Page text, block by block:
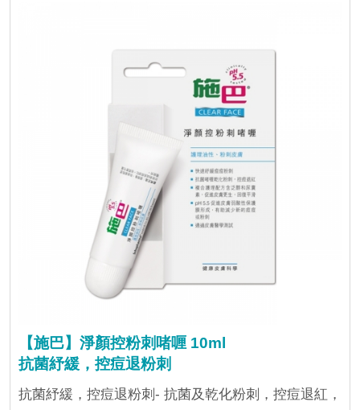
【施巴】淨顏控粉刺啫喱 10ml
抗菌紓緩，控痘退粉刺
抗菌紓緩，控痘退粉刺- 抗菌及乾化粉刺，控痘退紅，